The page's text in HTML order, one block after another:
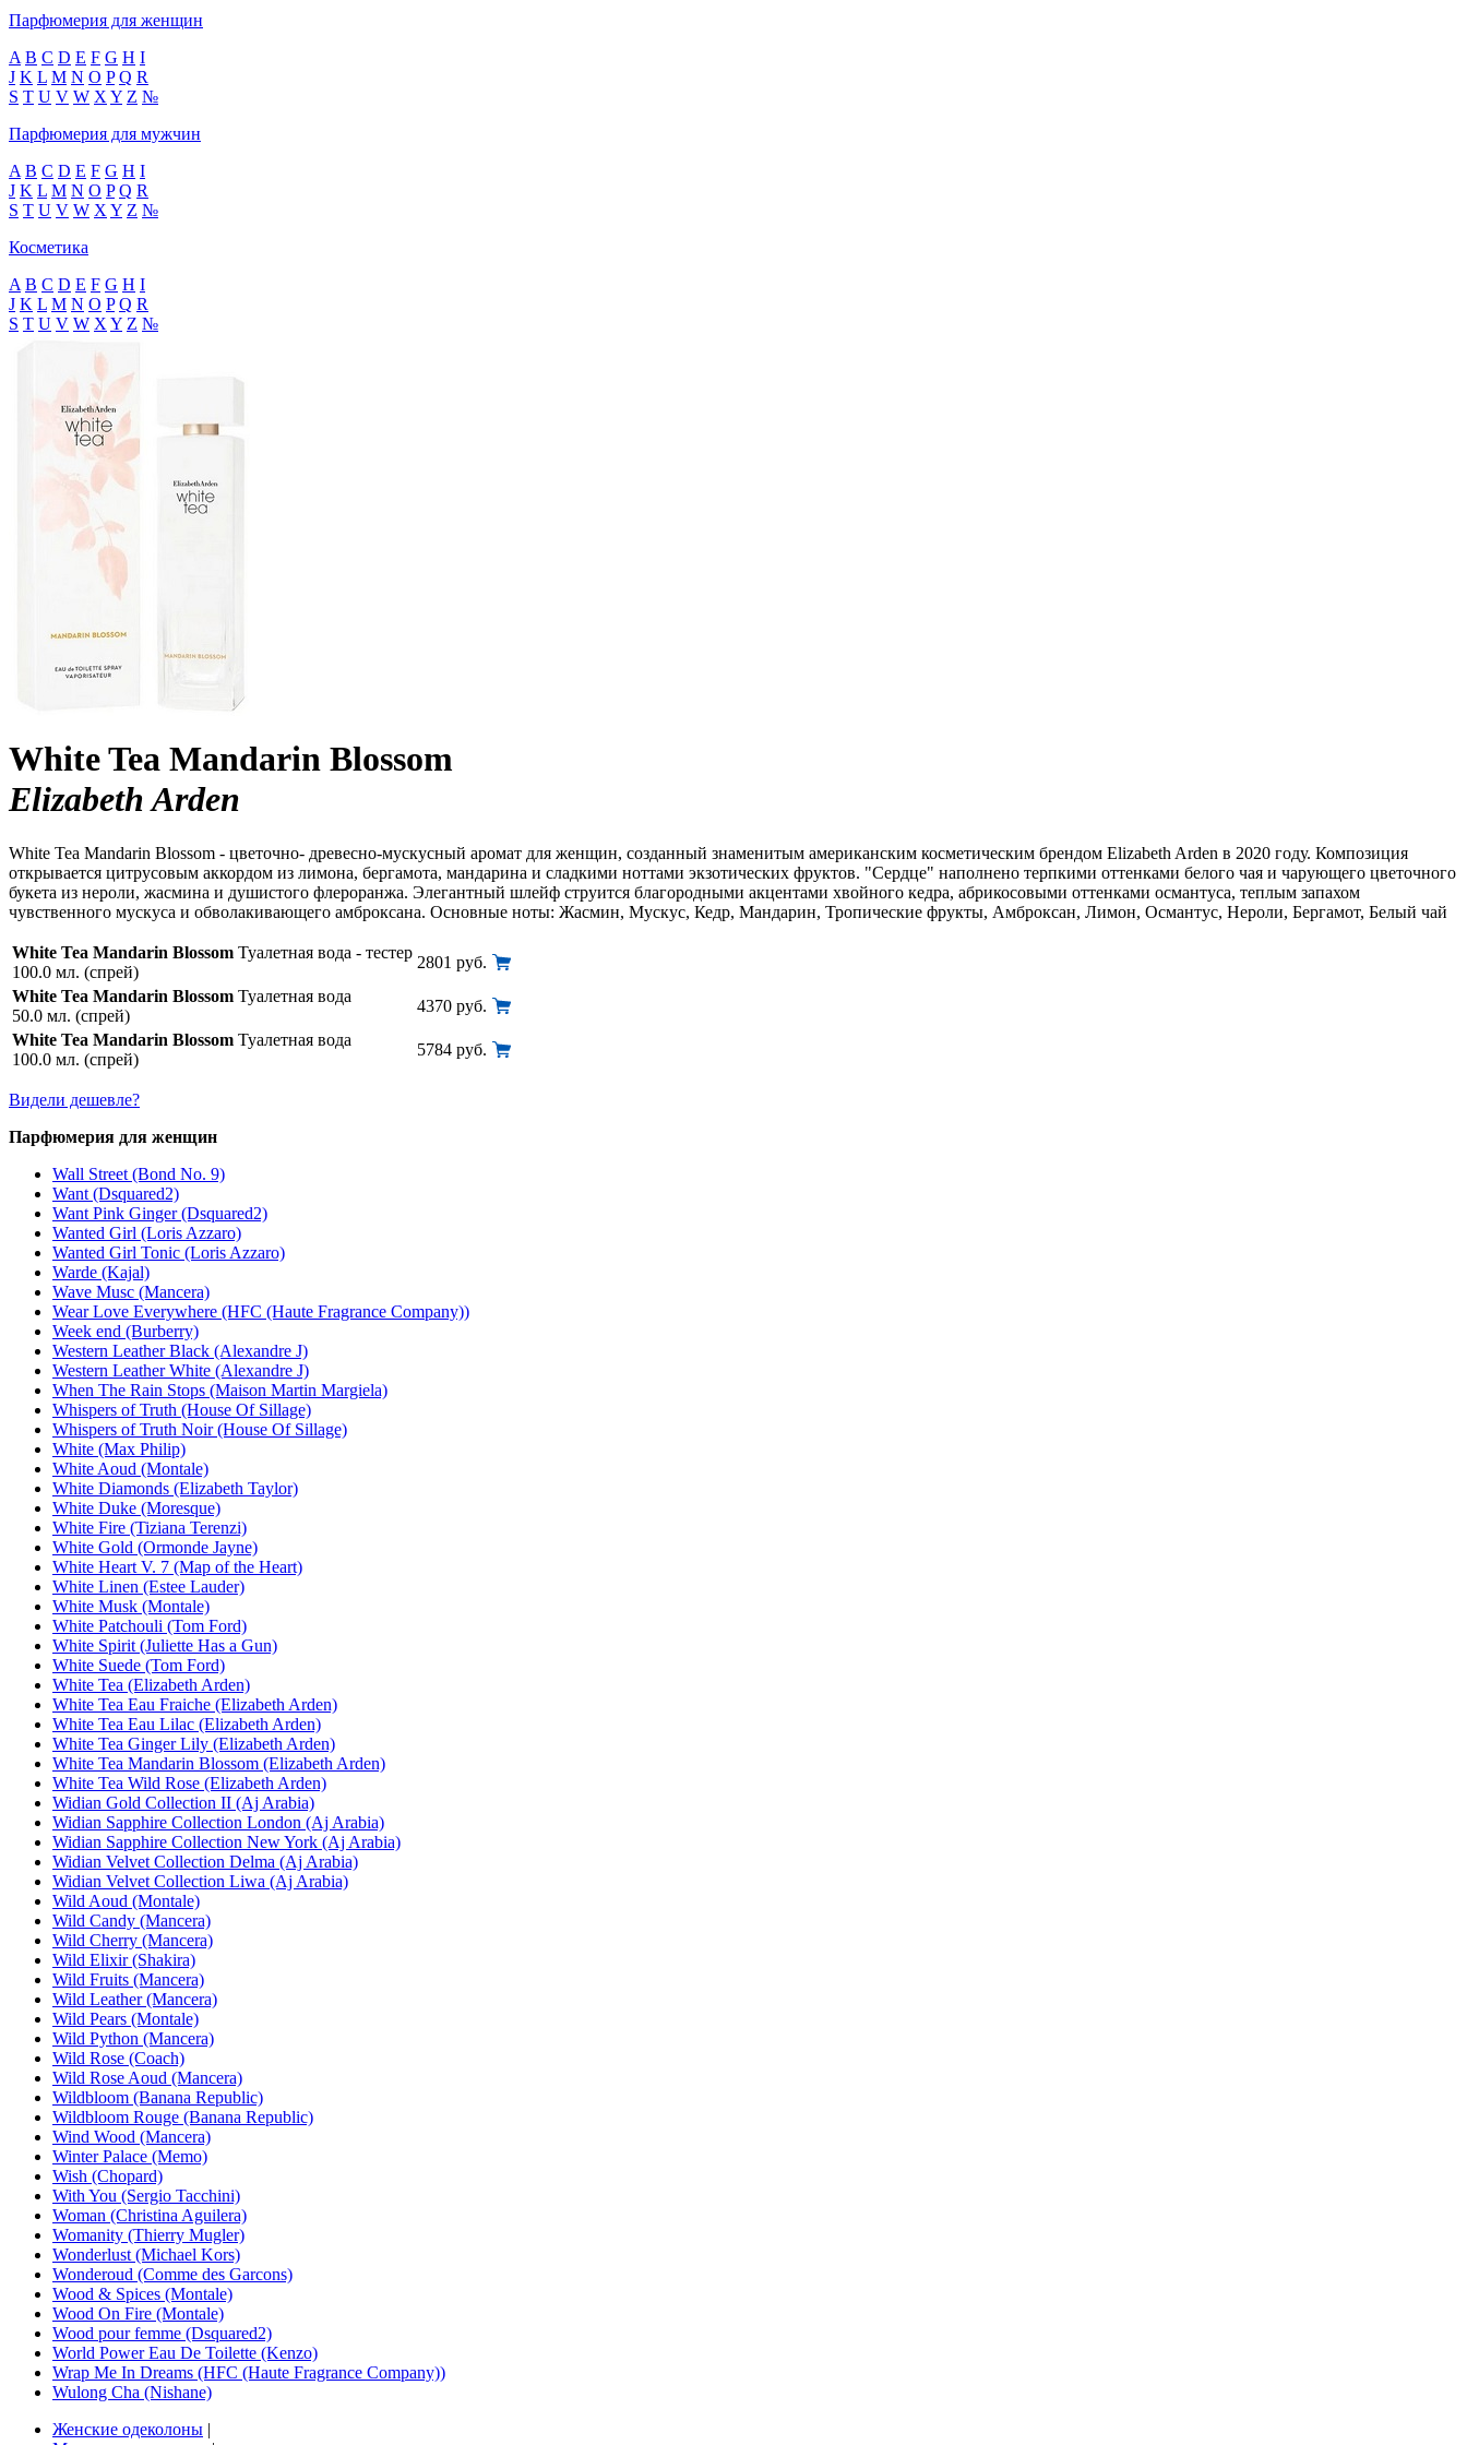
Парфюмерия для женщин
A B C D E F G H I
J K L M N O P Q R
S T U V W X Y Z №
Парфюмерия для мужчин
A B C D E F G H I
J K L M N O P Q R
S T U V W X Y Z №
Косметика
A B C D E F G H I
J K L M N O P Q R
S T U V W X Y Z №
White Tea Mandarin Blossom
Elizabeth Arden
White Tea Mandarin Blossom - цветочно- древесно-мускусный аромат для женщин, созданный знаменитым американским косметическим брендом Elizabeth Arden в 2020 году. Композиция
открывается цитрусовым аккордом из лимона, бергамота, мандарина и сладкими ноттами экзотических фруктов. "Сердце" наполнено терпкими оттенками белого чая и чарующего цветочного
букета из нероли, жасмина и душистого флероранжа. Элегантный шлейф струится благородными акцентами хвойного кедра, абрикосовыми оттенками османтуса, теплым запахом
чувственного мускуса и обволакивающего амброксана. Основные ноты: Жасмин, Мускус, Кедр, Мандарин, Тропические фрукты, Амброксан, Лимон, Османтус, Нероли, Бергамот, Белый чай
White Tea Mandarin Blossom Туалетная вода - тестер
100.0 мл. (спрей)
2801 руб.
White Tea Mandarin Blossom Туалетная вода
50.0 мл. (спрей)
4370 руб.
White Tea Mandarin Blossom Туалетная вода
100.0 мл. (спрей)
5784 руб.
Видели дешевле?
Парфюмерия для женщин
Wall Street (Bond No. 9)
Want (Dsquared2)
Want Pink Ginger (Dsquared2)
Wanted Girl (Loris Azzaro)
Wanted Girl Tonic (Loris Azzaro)
Warde (Kajal)
Wave Musc (Mancera)
Wear Love Everywhere (HFC (Haute Fragrance Company))
Week end (Burberry)
Western Leather Black (Alexandre J)
Western Leather White (Alexandre J)
When The Rain Stops (Maison Martin Margiela)
Whispers of Truth (House Of Sillage)
Whispers of Truth Noir (House Of Sillage)
White (Max Philip)
White Aoud (Montale)
White Diamonds (Elizabeth Taylor)
White Duke (Moresque)
White Fire (Tiziana Terenzi)
White Gold (Ormonde Jayne)
White Heart V. 7 (Map of the Heart)
White Linen (Estee Lauder)
White Musk (Montale)
White Patchouli (Tom Ford)
White Spirit (Juliette Has a Gun)
White Suede (Tom Ford)
White Tea (Elizabeth Arden)
White Tea Eau Fraiche (Elizabeth Arden)
White Tea Eau Lilac (Elizabeth Arden)
White Tea Ginger Lily (Elizabeth Arden)
White Tea Mandarin Blossom (Elizabeth Arden)
White Tea Wild Rose (Elizabeth Arden)
Widian Gold Collection II (Aj Arabia)
Widian Sapphire Collection London (Aj Arabia)
Widian Sapphire Collection New York (Aj Arabia)
Widian Velvet Collection Delma (Aj Arabia)
Widian Velvet Collection Liwa (Aj Arabia)
Wild Aoud (Montale)
Wild Candy (Mancera)
Wild Cherry (Mancera)
Wild Elixir (Shakira)
Wild Fruits (Mancera)
Wild Leather (Mancera)
Wild Pears (Montale)
Wild Python (Mancera)
Wild Rose (Coach)
Wild Rose Aoud (Mancera)
Wildbloom (Banana Republic)
Wildbloom Rouge (Banana Republic)
Wind Wood (Mancera)
Winter Palace (Memo)
Wish (Chopard)
With You (Sergio Tacchini)
Woman (Christina Aguilera)
Womanity (Thierry Mugler)
Wonderlust (Michael Kors)
Wonderoud (Comme des Garcons)
Wood & Spices (Montale)
Wood On Fire (Montale)
Wood pour femme (Dsquared2)
World Power Eau De Toilette (Kenzo)
Wrap Me In Dreams (HFC (Haute Fragrance Company))
Wulong Cha (Nishane)
Женские одеколоны |